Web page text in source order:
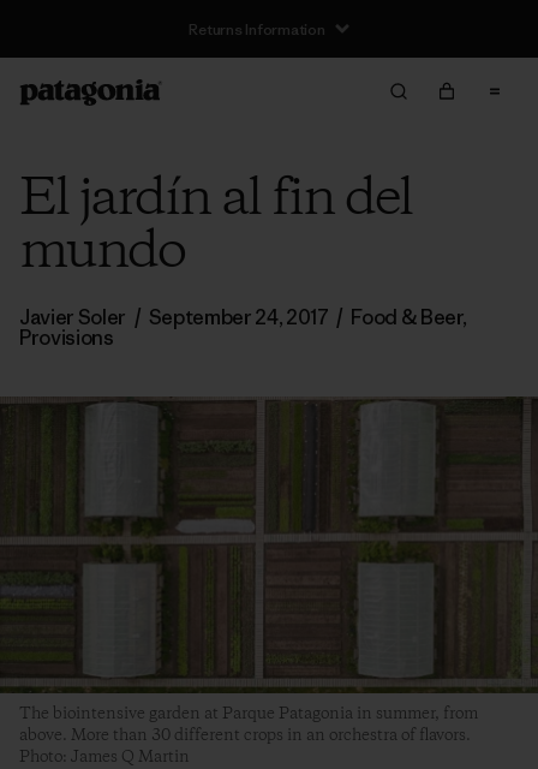
Returns Information
El jardín al fin del
mundo
Javier Soler / September 24, 2017 / Food & Beer,
Provisions
The biointensive garden at Parque Patagonia in summer, from
above. More than 30 different crops in an orchestra of flavors.
Photo: James Q Martin